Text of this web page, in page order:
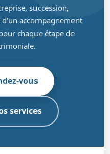
succession,
accompagnement
chaque étape de
vous
services